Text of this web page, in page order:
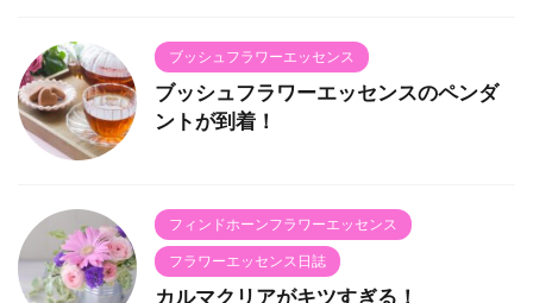
ブッシュフラワーエッセンス
ブッシュフラワーエッセンスのペンダ
ントが到着！
フィンドホーンフラワーエッセンス
フラワーエッセンス日誌
カルマクリアがキツすぎる！